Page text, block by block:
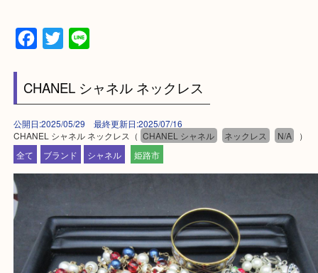
・ご来店前に確認しておきたい